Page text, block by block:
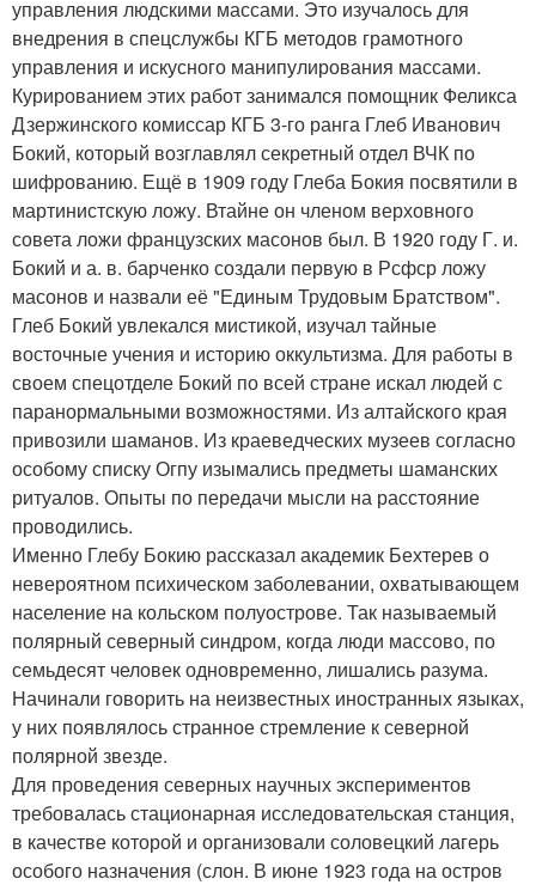
управления людскими массами. Это изучалось для
внедрения в спецслужбы КГБ методов грамотного
управления и искусного манипулирования массами.
Курированием этих работ занимался помощник Феликса
Дзержинского комиссар КГБ 3-го ранга Глеб Иванович
Бокий, который возглавлял секретный отдел ВЧК по
шифрованию. Ещё в 1909 году Глеба Бокия посвятили в
мартинистскую ложу. Втайне он членом верховного
совета ложи французских масонов был. В 1920 году Г. и.
Бокий и а. в. барченко создали первую в Рсфср ложу
масонов и назвали её "Единым Трудовым Братством".
Глеб Бокий увлекался мистикой, изучал тайные
восточные учения и историю оккультизма. Для работы в
своем спецотделе Бокий по всей стране искал людей с
паранормальными возможностями. Из алтайского края
привозили шаманов. Из краеведческих музеев согласно
особому списку Огпу изымались предметы шаманских
ритуалов. Опыты по передачи мысли на расстояние
проводились.
Именно Глебу Бокию рассказал академик Бехтерев о
невероятном психическом заболевании, охватывающем
население на кольском полуострове. Так называемый
полярный северный синдром, когда люди массово, по
семьдесят человек одновременно, лишались разума.
Начинали говорить на неизвестных иностранных языках,
у них появлялось странное стремление к северной
полярной звезде.
Для проведения северных научных экспериментов
требовалась стационарная исследовательская станция,
в качестве которой и организовали соловецкий лагерь
особого назначения (слон. В июне 1923 года на остров